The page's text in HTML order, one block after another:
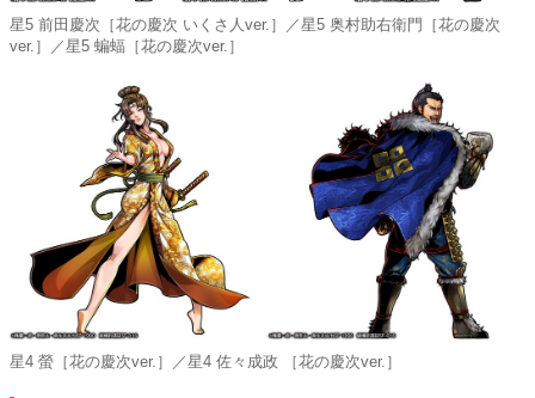
星5 前⽥慶次［花の慶次 いくさ⼈ver.］／星5 奥村助右衛⾨［花の慶次
ver.］／星5 蝙蝠［花の慶次ver.］
星4 螢［花の慶次ver.］／星4 佐々成政 ［花の慶次ver.］